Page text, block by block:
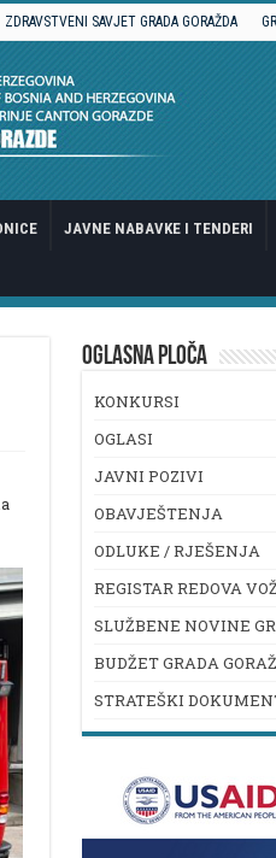
ZDRAVSTVENI SAVJET GRADA GORAŽDA
JAVNE NABAVKE I TENDERI
OGLASNA PLOČA
KONKURSI
OGLASI
JAVNI POZIVI
OBAVJEŠTENJA
ODLUKE / RJEŠENJA
REGISTAR REDOVA
SLUŽBENE NOVINE
BUDŽET GRADA
STRATEŠKI